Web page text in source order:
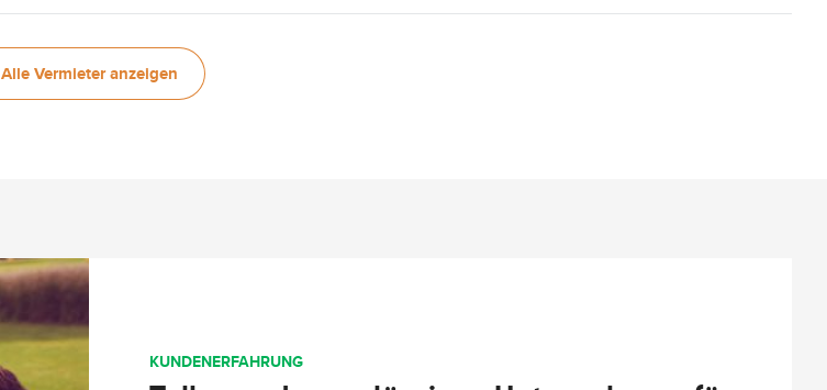
Alle Vermieter anzeigen
KUNDENERFAHRUNG